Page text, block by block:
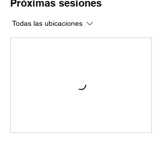
Próximas sesiones
Todas las ubicaciones